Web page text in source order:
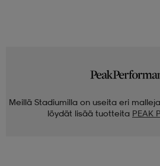
Meillä Stadiumilla on useita eri
löydät lisää tuotteita PEAK